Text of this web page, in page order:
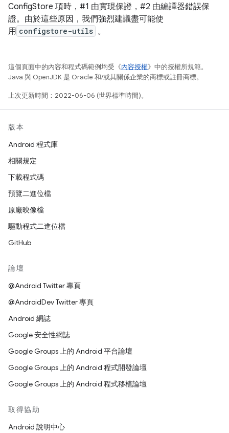
ConfigStore 項時，#1 由實現保證，#2 由編譯器錯誤保
證。由於這些原因，我們強烈建議盡可能使
用 configstore-utils 。
這個頁面中的內容和程式碼範例均受《內容授權》中的授權所規範。
Java 與 OpenJDK 是 Oracle 和/或其關係企業的商標或註冊商標。
上次更新時間：2022-06-06 (世界標準時間)。
版本
Android 程式庫
相關規定
下載程式碼
預覽二進位檔
原廠映像檔
驅動程式二進位檔
GitHub
論壇
@Android Twitter 專頁
@AndroidDev Twitter 專頁
Android 網誌
Google 安全性網誌
Google Groups 上的 Android 平台論壇
Google Groups 上的 Android 程式開發論壇
Google Groups 上的 Android 程式移植論壇
取得協助
Android 說明中心